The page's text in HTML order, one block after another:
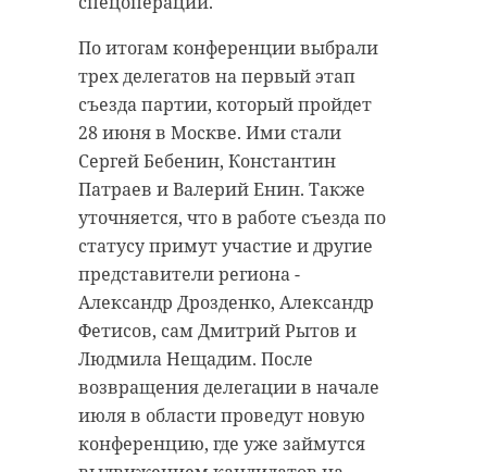
По итогам конференции выбрали
трех делегатов на первый этап
съезда партии, который пройдет
28 июня в Москве. Ими стали
Сергей Бебенин, Константин
Патраев и Валерий Енин. Также
уточняется, что в работе съезда по
статусу примут участие и другие
представители региона -
Александр Дрозденко, Александр
Фетисов, сам Дмитрий Рытов и
Людмила Нещадим. После
возвращения делегации в начале
июля в области проведут новую
конференцию, где уже займутся
ЕКП
"Ленинградская"
Десятки тысяч жителей 47 региона
оформили ЕКП "Ленинградская" в
первый год ее работы. О
преимуществах карты рассказал
губернатор Ленобласти Александр
Дрозденко.
По словам сенатора, такие
решения делают обычные
бытовые дела проще и понятнее.
Не нужно носить с собой пачку
документов, проще платить и
передвигаться по транспорту в
пределах большой агломерации.
Он отметил, что уже десятки
тысяч жителей активно
пользуются картой и считают ее
ранее судимый житель
Кировского района. Его задержали.
Следствие продолжается.
Фото: Пресс-служба ГУ МВД России
по Санкт-Петербургу и
Ленинградской области
хулиганство петербург
гу мвд
Поделиться статьей: